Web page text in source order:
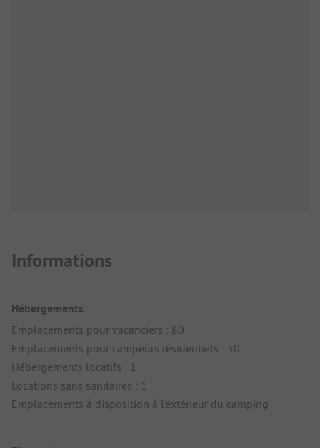
Informations
Hébergements
Emplacements pour vacanciers : 80
Emplacements pour campeurs résidentiels : 50
Hébergements locatifs : 1
Locations sans sanitaires : 1
Emplacements à disposition à l'extérieur du camping